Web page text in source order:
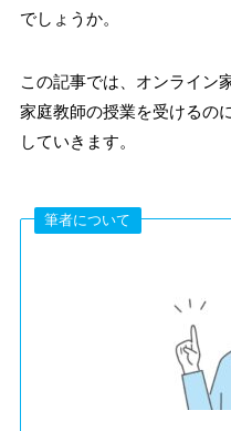
でしょうか。
この記事では、オンライン
家庭教師の授業を受けるの
していきます。
筆者について